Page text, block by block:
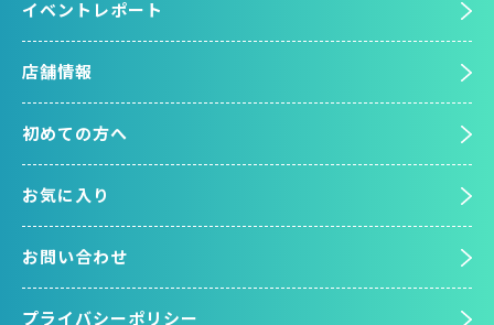
イベントレポート
店舗情報
初めての方へ
お気に入り
お問い合わせ
プライバシーポリシー